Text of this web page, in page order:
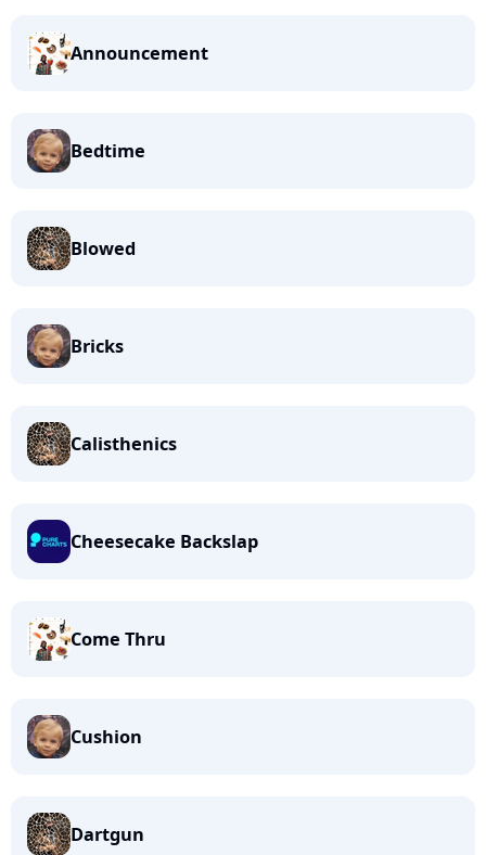
Announcement
Bedtime
Blowed
Bricks
Calisthenics
Cheesecake Backslap
Come Thru
Cushion
Dartgun